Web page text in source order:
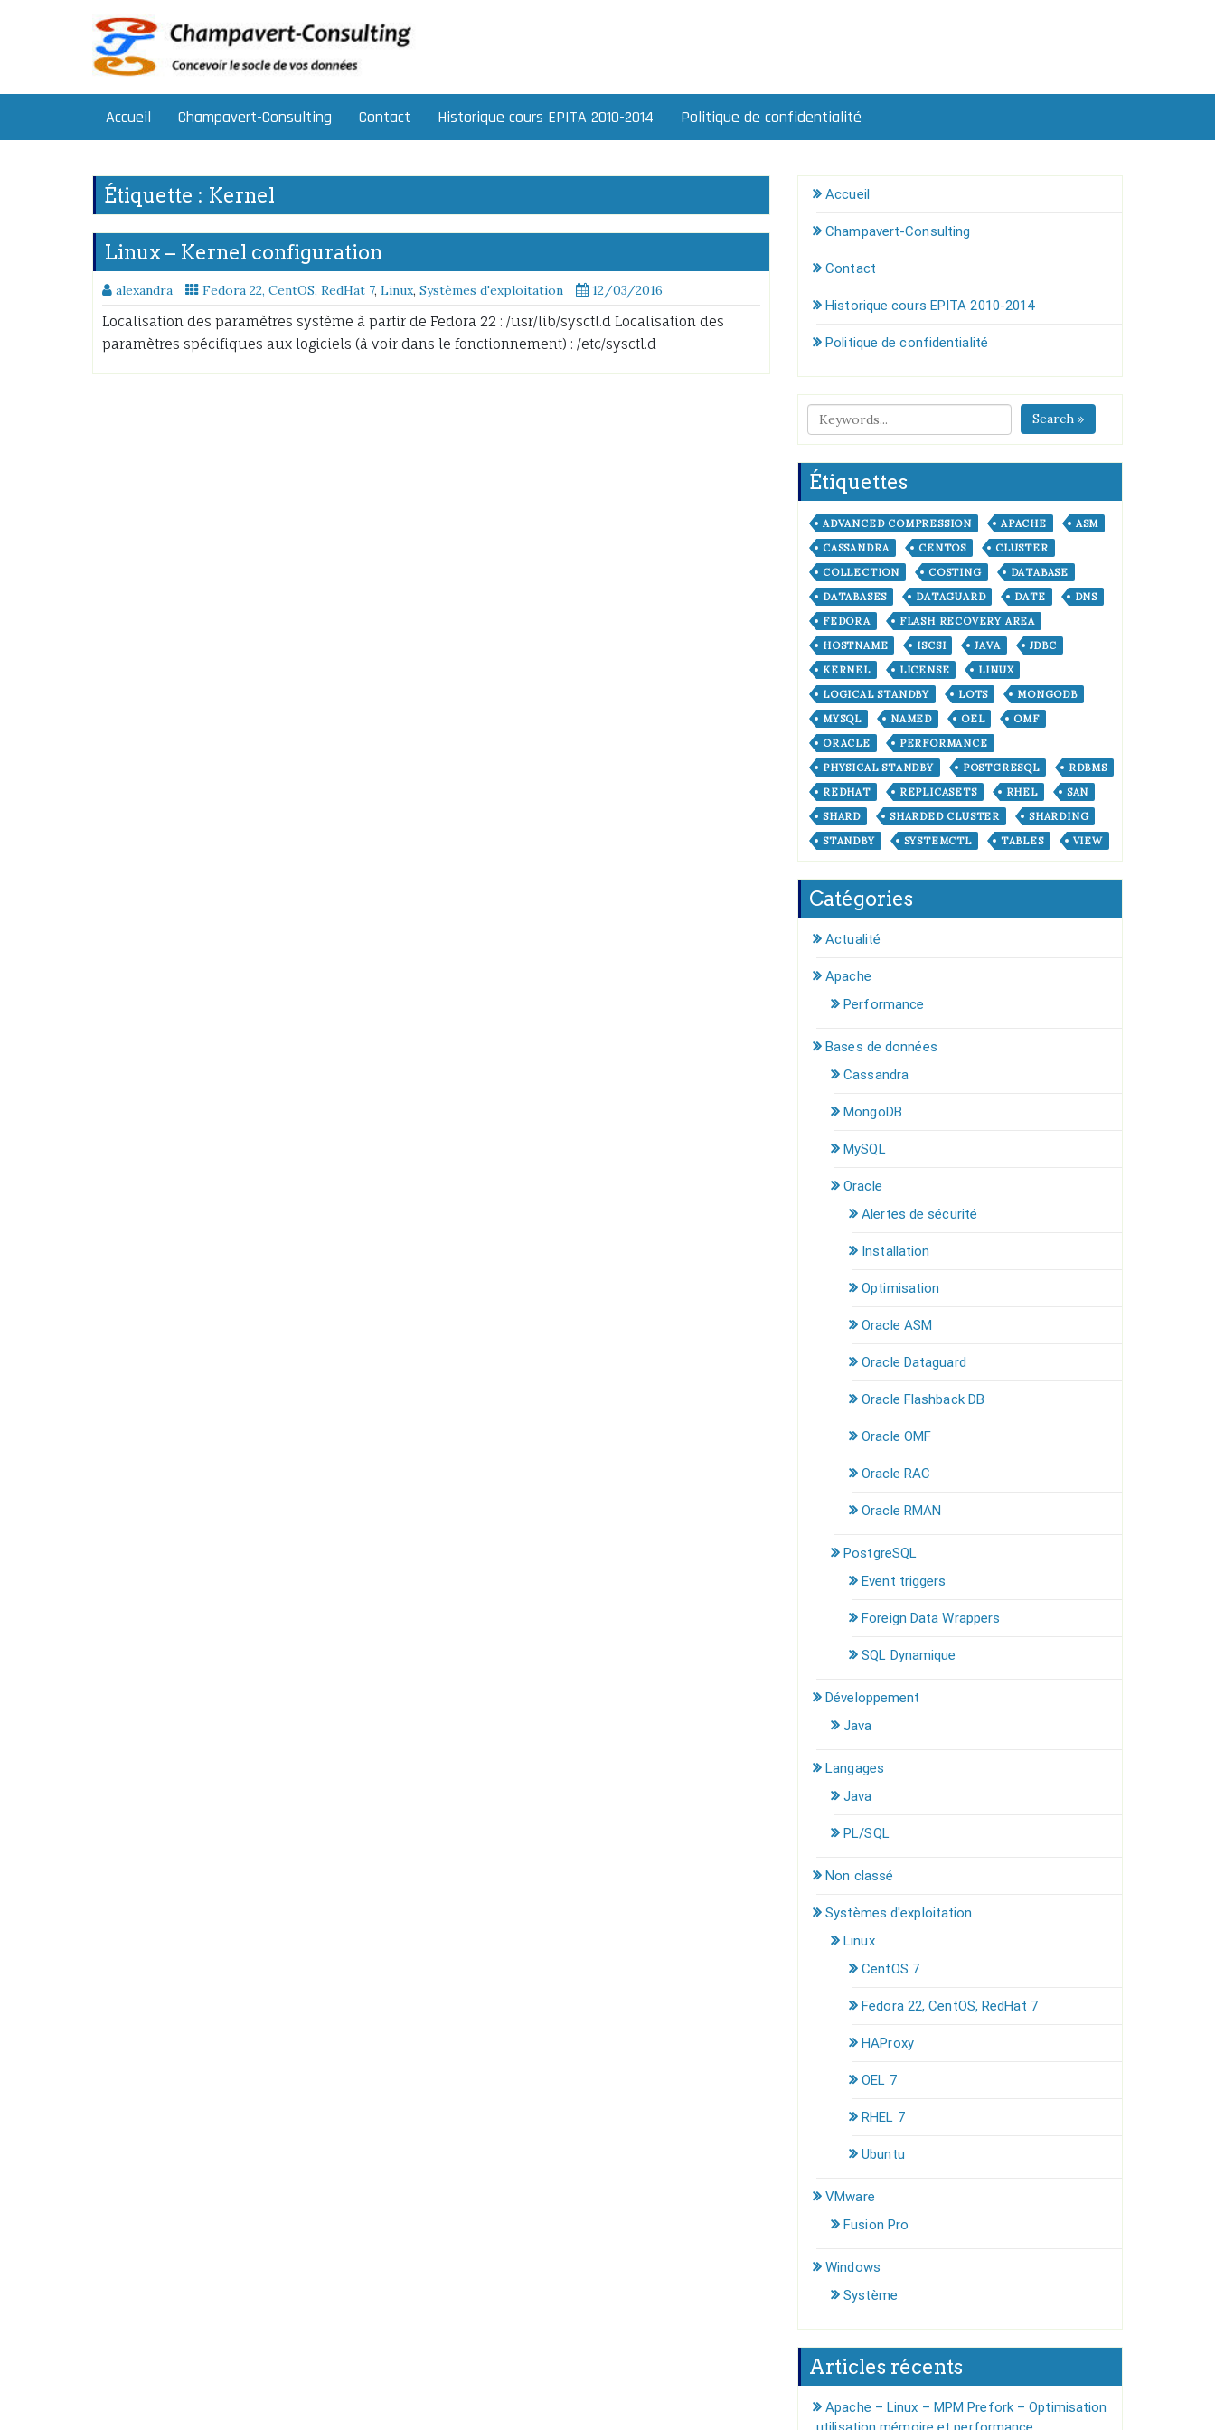
Accueil Champavert-Consulting Contact Historique cours EPITA 2010-2014 Politique de confidentialité
Étiquette : Kernel
Linux – Kernel configuration
alexandra Fedora 22, CentOS, RedHat 7, Linux, Systèmes d'exploitation 12/03/2016
Localisation des paramètres système à partir de Fedora 22 : /usr/lib/sysctl.d Localisation des
paramètres spécifiques aux logiciels (à voir dans le fonctionnement) : /etc/sysctl.d
Accueil
Champavert-Consulting
Contact
Historique cours EPITA 2010-2014
Politique de confidentialité
Search »
Étiquettes
ADVANCED COMPRESSION APACHE
ASM
CASSANDRA
CENTOS
CLUSTER
COLLECTION
COSTING
DATABASE
DATABASES
DATAGUARD DATE
DNS
FEDORA
FLASH RECOVERY AREA
HOSTNAME
ISCSI JAVA
JDBC
KERNEL
LICENSE
LINUX
LOGICAL STANDBY
LOTS
MONGODB
MYSQL
NAMED OEL
OMF
ORACLE
PERFORMANCE
PHYSICAL STANDBY
POSTGRESQL
RDBMS
REDHAT
REPLICASETS RHEL
SAN
SHARD
SHARDED CLUSTER
SHARDING
STANDBY
SYSTEMCTL TABLES VIEW
Catégories
Actualité
Apache
Performance
Bases de données
Cassandra
MongoDB
MySQL
Oracle
Alertes de sécurité
Installation
Optimisation
Oracle ASM
Oracle Dataguard
Oracle Flashback DB
Oracle OMF
Oracle RAC
Oracle RMAN
PostgreSQL
Event triggers
Foreign Data Wrappers
SQL Dynamique
Développement
Java
Langages
Java
PL/SQL
Non classé
Systèmes d'exploitation
Linux
CentOS 7
Fedora 22, CentOS, RedHat 7
HAProxy
OEL 7
RHEL 7
Ubuntu
VMware
Fusion Pro
Windows
Système
Articles récents
Apache – Linux – MPM Prefork – Optimisation